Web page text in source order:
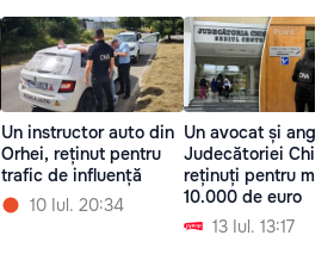
Un instructor auto din
Orhei, reținut pentru
trafic de influență
10 Iul. 20:34
Un avocat și
Judecătoriei
reținuți pentru
10.000 de euro
13 Iul. 13:17